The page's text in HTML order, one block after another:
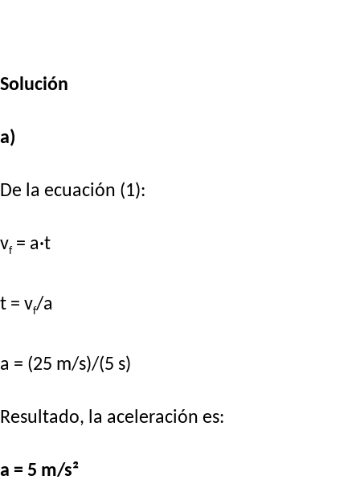
Solución
a)
De la ecuación (1):
vf= a·t
t = vf/a
a = (25 m/s)/(5 s)
Resultado, la aceleración es:
a = 5 m/s²